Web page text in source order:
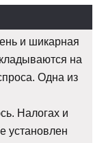
и шикарная
на
Одна из
Налогах и
установлен